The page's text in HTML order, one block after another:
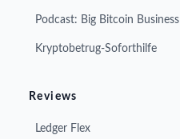
Podcast: Big Bitcoin Business
Kryptobetrug-Soforthilfe
Reviews
Ledger Flex